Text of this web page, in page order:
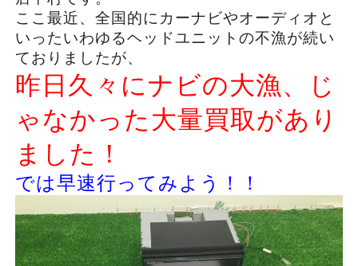
ここ最近、全国的にカーナビやオーディオと
いったいわゆるヘッドユニットの不漁が続い
ておりましたが、
昨日久々にナビの大漁、じ
ゃなかった大量買取があり
ました！
では早速行ってみよう！！